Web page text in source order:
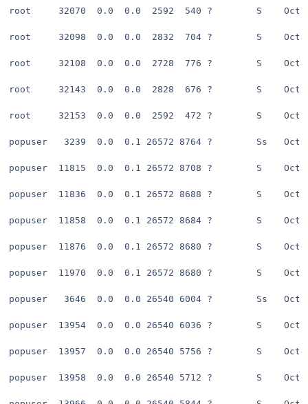
root     32070  0.0  0.0  2592  540 ?        S
root     32098  0.0  0.0  2832  704 ?        S
root     32108  0.0  0.0  2728  776 ?        S
root     32143  0.0  0.0  2828  676 ?        S
root     32153  0.0  0.0  2592  472 ?        S
popuser   3239  0.0  0.1 26572 8764 ?        Ss
popuser  11815  0.0  0.1 26572 8708 ?        S
popuser  11836  0.0  0.1 26572 8688 ?        S
popuser  11858  0.0  0.1 26572 8684 ?        S
popuser  11876  0.0  0.1 26572 8680 ?        S
popuser  11970  0.0  0.1 26572 8680 ?        S
popuser   3646  0.0  0.0 26540 6004 ?        Ss
popuser  13954  0.0  0.0 26540 6036 ?        S
popuser  13957  0.0  0.0 26540 5756 ?        S
popuser  13958  0.0  0.0 26540 5712 ?        S